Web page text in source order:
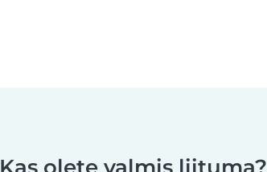
Kas olete valmis liituma?